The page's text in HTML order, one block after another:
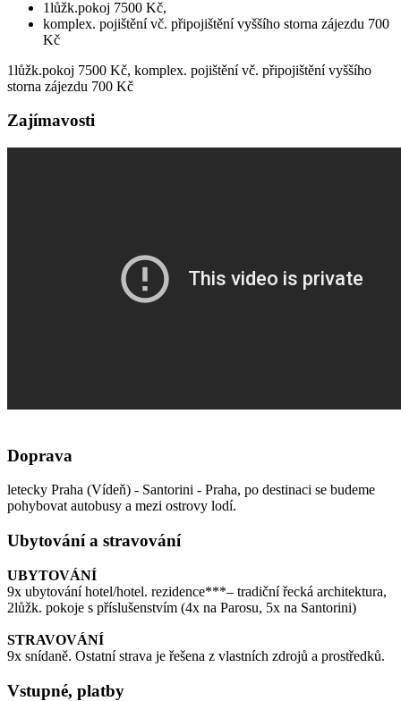
1lůžk.pokoj 7500 Kč,
komplex. pojištění vč. připojištění vyššího storna zájezdu 700
Kč
1lůžk.pokoj 7500 Kč, komplex. pojištění vč. připojištění vyššího
storna zájezdu 700 Kč
Zajímavosti
Doprava
letecky Praha (Vídeň) - Santorini - Praha, po destinaci se budeme
pohybovat autobusy a mezi ostrovy lodí.
Ubytování a stravování
UBYTOVÁNÍ
9x ubytování hotel/hotel. rezidence***– tradiční řecká architektura,
2lůžk. pokoje s příslušenstvím (4x na Parosu, 5x na Santorini)
STRAVOVÁNÍ
9x snídaně. Ostatní strava je řešena z vlastních zdrojů a prostředků.
Vstupné, platby